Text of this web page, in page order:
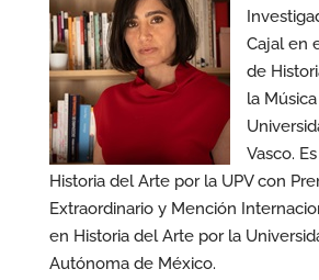
Cajal en
de
la
Vasco.
Historia del Arte por la UPV con
Extraordinario y Mención
en Historia del Arte por la
Autónoma de México.